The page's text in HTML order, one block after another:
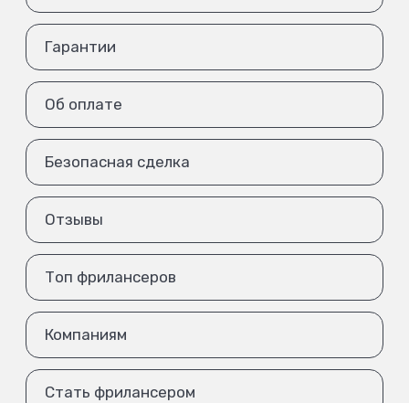
Гарантии
Об оплате
Безопасная сделка
Отзывы
Топ фрилансеров
Компаниям
Стать фрилансером